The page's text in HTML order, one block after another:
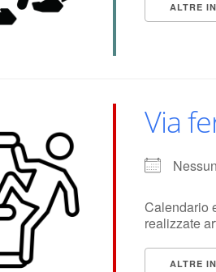
ALTRE
Via
Calendario
realizzate
ALTRE